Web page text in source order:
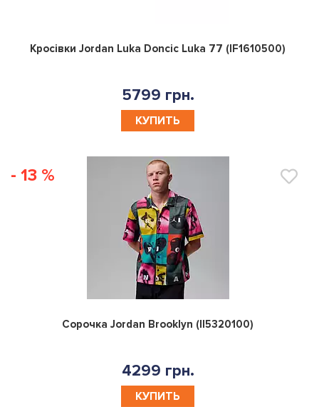
0
Кросівки Jordan Luka Doncic Luka 77 (IF1610500)
5799 грн.
КУПИТЬ
- 13 %
0
Сорочка Jordan Brooklyn (II5320100)
4299 грн.
КУПИТЬ